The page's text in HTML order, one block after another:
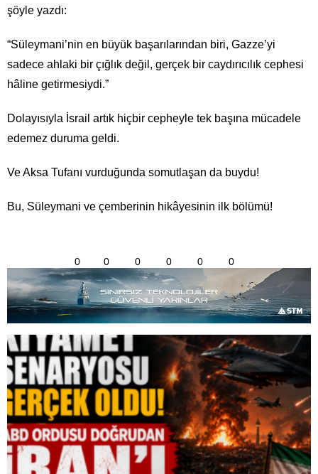
şöyle yazdı:
“Süleymani’nin en büyük başarılarından biri, Gazze’yi
sadece ahlaki bir çığlık değil, gerçek bir caydırıcılık cephesi
hâline getirmesiydi.”
Dolayısıyla İsrail artık hiçbir cepheyle tek başına mücadele
edemez duruma geldi.
Ve Aksa Tufanı vurduğunda somutlaşan da buydu!
Bu, Süleymani ve çemberinin hikâyesinin ilk bölümü!
0 0 0 0 0 0